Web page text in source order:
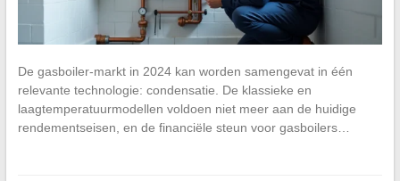
De gasboiler-markt in 2024 kan worden samengevat in één
relevante technologie: condensatie. De klassieke en
laagtemperatuurmodellen voldoen niet meer aan de huidige
rendementseisen, en de financiële steun voor gasboilers…